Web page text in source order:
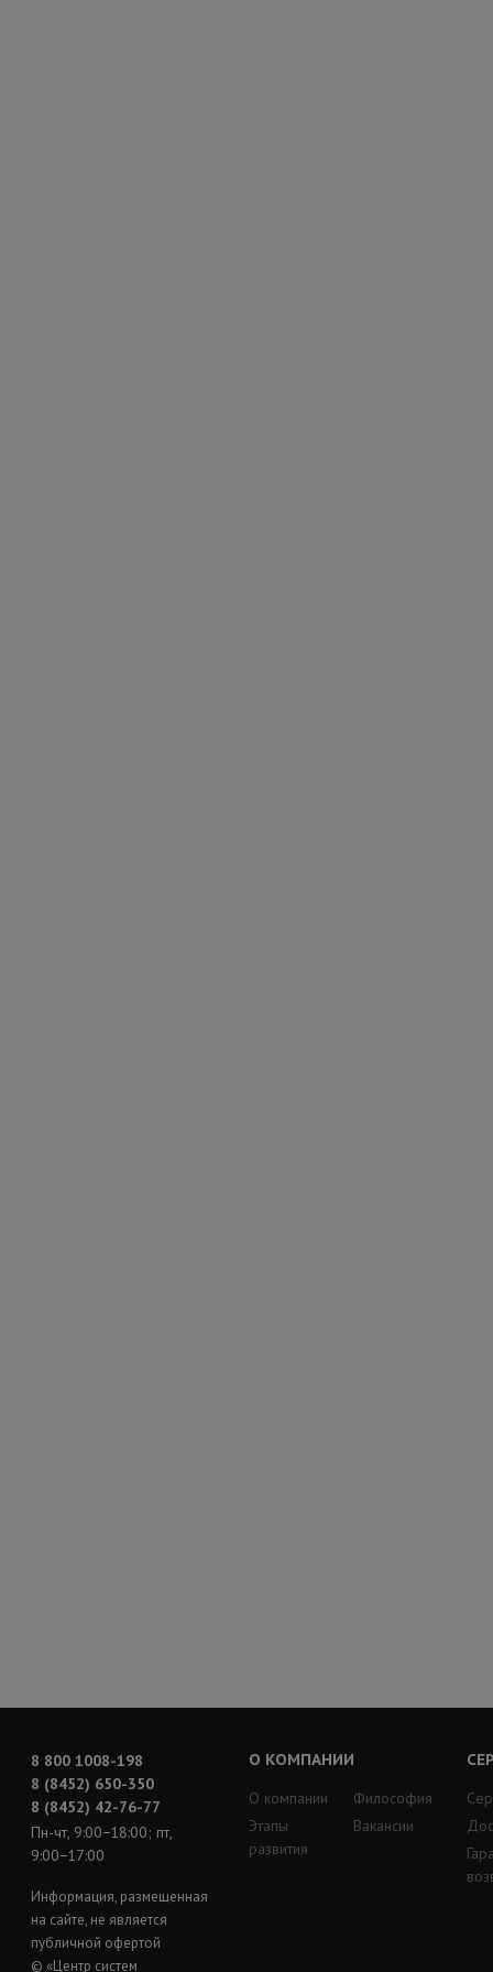
8 800 1008-198
8 (8452) 650-350
8 (8452) 42-76-77
Пн-чт, 9:00−18:00; пт,
9:00−17:00
Информация, размещенная
на сайте, не является
публичной офертой
© «Центр систем
О КОМПАНИИ
О компании
Этапы
развития
Философия
Вакансии